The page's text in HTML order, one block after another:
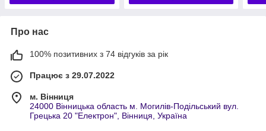
Про нас
100% позитивних з 74 відгуків за рік
Працює з 29.07.2022
м. Вінниця
24000 Вінницька область м. Могилів-Подільський вул.
Грецька 20 "Електрон", Вінниця, Україна